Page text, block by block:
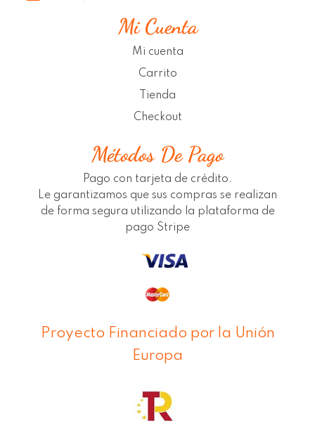
Mi Cuenta
Mi cuenta
Carrito
Tienda
Checkout
Métodos De Pago
Pago con tarjeta de crédito.
Le garantizamos que sus compras se realizan
de forma segura utilizando la plataforma de
pago Stripe
Proyecto Financiado por la Unión
Europa